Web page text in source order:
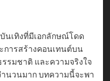
เทิงที่มีเอกลักษณ์โดด
การสร้างคอนเทนต์บน
รมชาติ และความจริงใจ
นวนมาก บทความนี้จะพา